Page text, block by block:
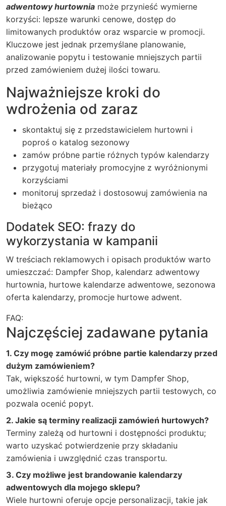
adwentowy hurtownia może przynieść wymierne
korzyści: lepsze warunki cenowe, dostęp do
limitowanych produktów oraz wsparcie w promocji.
Kluczowe jest jednak przemyślane planowanie,
analizowanie popytu i testowanie mniejszych partii
przed zamówieniem dużej ilości towaru.
Najważniejsze kroki do
wdrożenia od zaraz
skontaktuj się z przedstawicielem hurtowni i
poproś o katalog sezonowy
zamów próbne partie różnych typów kalendarzy
przygotuj materiały promocyjne z wyróżnionymi
korzyściami
monitoruj sprzedaż i dostosowuj zamówienia na
bieżąco
Dodatek SEO: frazy do
wykorzystania w kampanii
W treściach reklamowych i opisach produktów warto
umieszczać: Dampfer Shop, kalendarz adwentowy
hurtownia, hurtowe kalendarze adwentowe, sezonowa
oferta kalendarzy, promocje hurtowe adwent.
FAQ:
Najczęściej zadawane pytania
1. Czy mogę zamówić próbne partie kalendarzy przed
dużym zamówieniem?
Tak, większość hurtowni, w tym Dampfer Shop,
umożliwia zamówienie mniejszych partii testowych, co
pozwala ocenić popyt.
2. Jakie są terminy realizacji zamówień hurtowych?
Terminy zależą od hurtowni i dostępności produktu;
warto uzyskać potwierdzenie przy składaniu
zamówienia i uwzględnić czas transportu.
3. Czy możliwe jest brandowanie kalendarzy
adwentowych dla mojego sklepu?
Wiele hurtowni oferuje opcje personalizacji, takie jak